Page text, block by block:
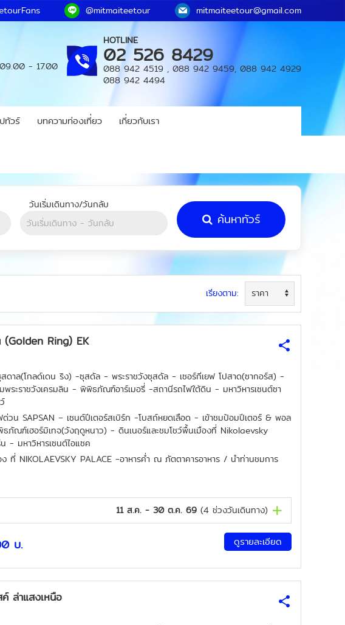
@mitmaiteetour mitmaiteetour@gmail.com
09.00 - 17.00
HOTLINE
02 526 8429
088 942 4519 , 088 942 9459, 088 942 4929
088 942 4494
ทัวร์ บทความท่องเที่ยว เกี่ยวกับเรา
ค้นหาทัวร์
เรียงตาม:
(Golden Ring) EK
ล(โกลด์เดน ริง) -ซุสดัล - พระราชวังซุสดัล - เซอร์กีเยฟ โปสาด(ซากอร์ส) -
พระราชวังเครมลิน - พิพิธภัณฑ์อาร์เมอรี่ -สถานีรถไฟใต้ดิน - มหาวิหารเซนต์ซา
น SAPSAN – เซนต์ปีเตอร์สเบิร์ก -โบสถ์หยดเลือด - เข้าชมป้อมปีเตอร์ & พอล
ภัณฑ์เฮอร์มิเทจ(วังฤดูหนาว) - ดินเนอร์และชมโชว์พื้นเมืองที่ Nikolaevsky
- มหาวิหารเซนต์ไอแซค
ที่ NIKOLAEVSKY PALACE -อาหารค่ำ ณ ภัตตาคารอาหาร / นำท่านชมการ
11 ส.ค. - 30 ต.ค. 69 (4ช่วงวันเดินทาง)
บ. ดูรายละเอียด
ล่าแสงเหนือ